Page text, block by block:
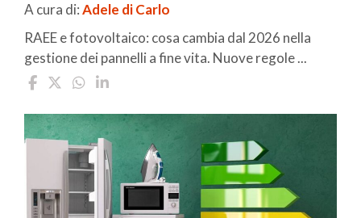
A cura di:Adele di Carlo
RAEE e fotovoltaico: cosa cambia dal 2026 nella
gestione dei pannelli a fine vita. Nuove regole ...